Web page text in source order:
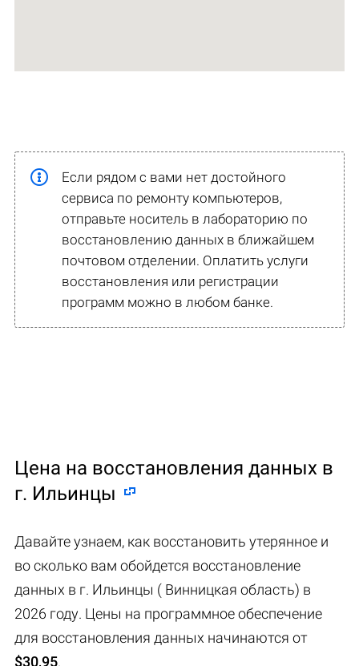
Если рядом с вами нет достойного
сервиса по ремонту компьютеров,
отправьте носитель в лабораторию по
восстановлению данных в ближайшем
почтовом отделении. Оплатить услуги
восстановления или регистрации
программ можно в любом банке.
Цена на восстановления данных в
г. Ильинцы
Давайте узнаем, как восстановить утерянное и
во сколько вам обойдется восстановление
данных в г. Ильинцы ( Винницкая область) в
2026 году. Цены на программное обеспечение
для восстановления данных начинаются от
$30,95.